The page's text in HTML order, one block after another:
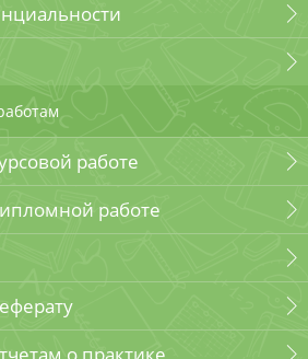
работе
работе